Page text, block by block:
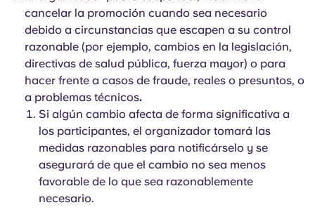
cancelar la promoción cuando sea necesario
debido a circunstancias que escapen a su control
razonable (por ejemplo, cambios en la legislación,
directivas de salud pública, fuerza mayor) o para
hacer frente a casos de fraude, reales o presuntos, o
a problemas técnicos.
Si algún cambio afecta de forma significativa a
los participantes, el organizador tomará las
medidas razonables para notificárselo y se
asegurará de que el cambio no sea menos
favorable de lo que sea razonablemente
necesario.